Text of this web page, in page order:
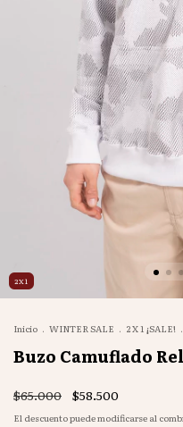
2X1
Inicio . WINTER SALE . 2 X 1 ¡SALE! .
Buzo Camuflado
$65.000 $58.500
El descuento puede modificarse al